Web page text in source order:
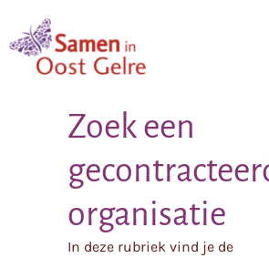
Zoek een
organisatie
In deze rubriek vind je de